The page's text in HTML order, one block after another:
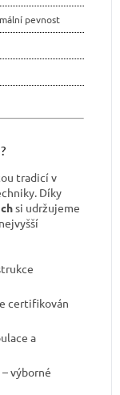
pevnost
tradicí v
Díky
si udržujeme
certifikován
a
– výborné